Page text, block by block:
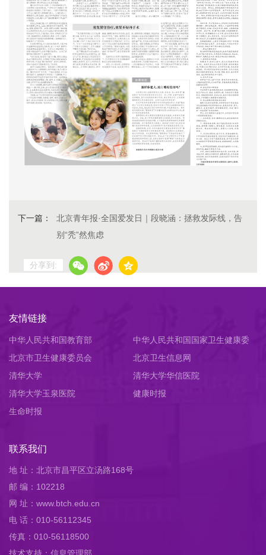
下一篇：
北京青年报·全国爱发日｜段晓涵：拯救发际线，告
别“秃”然焦虑
分享到:
友情链接
中华人民共和国教育部
中华人民共和国国家卫生健康委
员会
北京市卫生健康委员会
北京卫生信息网
清华大学
清华大学华信医院
清华大学玉泉医院
健康时报
生命时报
联系我们
地 址：北京市昌平区立汤路168号
邮 编：102218
网 址：www.btch.edu.cn
电 话：010-56112345
传真：010-56118500